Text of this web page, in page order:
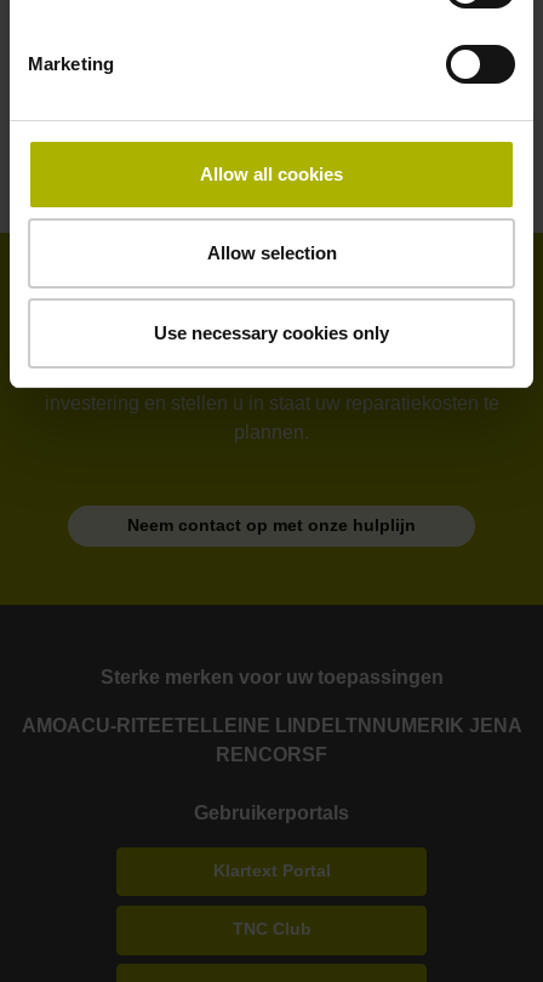
Marketing
Allow all cookies
Allow selection
Use necessary cookies only
Tip van onze service-afdeling
Servicecontracten verhogen de efficiëntie van uw
investering en stellen u in staat uw reparatiekosten te
plannen.
Neem contact op met onze hulplijn
Sterke merken voor uw toepassingen
AMOACU-RITE ETEL LEINE LINDE LTN NUMERIK JENA
RENCORSF
Gebruikerportals
Klartext Portal
TNC Club